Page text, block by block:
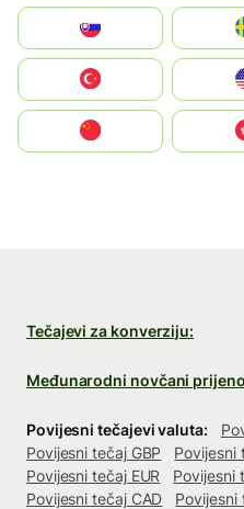
United States
中國香港特別行政區
Tečajevi za konverziju:
Međunarodni novčani
Povijesni tečajevi valuta:
Povijesni tečaj GBP
Povijesni
Povijesni tečaj EUR
Povijesni
Povijesni tečaj CAD
Povijesni